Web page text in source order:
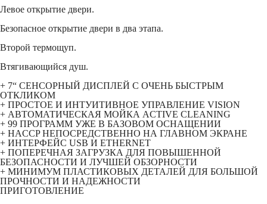
Левое открытие двери.
Безопасное открытие двери в два этапа.
Второй термощуп.
Втягивающийся душ.
+ 7“ СЕНСОРНЫЙ ДИСПЛЕЙ С ОЧЕНЬ БЫСТРЫМ
ОТКЛИКОМ
+ ПРОСТОЕ И ИНТУИТИВНОЕ УПРАВЛЕНИЕ VISION
+ АВТОМАТИЧЕСКАЯ МОЙКА ACTIVE CLEANING
+ 99 ПРОГРАММ УЖЕ В БАЗОВОМ ОСНАЩЕНИИ
+ HACCP НЕПОСРЕДСТВЕННО НА ГЛАВНОМ ЭКРАНЕ
+ ИНТЕРФЕЙС USB И ETHERNET
+ ПОПЕРЕЧНАЯ ЗАГРУЗКА ДЛЯ ПОВЫШЕННОЙ
БЕЗОПАСНОСТИ И ЛУЧШЕЙ ОБЗОРНОСТИ
+ МИНИМУМ ПЛАСТИКОВЫХ ДЕТАЛЕЙ ДЛЯ БОЛЬШОЙ
ПРОЧНОСТИ И НАДЕЖНОСТИ
ПРИГОТОВЛЕНИЕ